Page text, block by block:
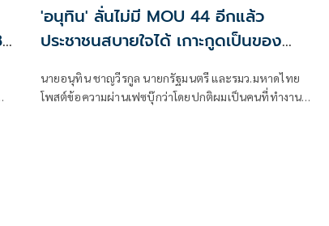
'อนุทิน' ลั่นไม่มี MOU 44 อีกแล้ว
ประชาชนสบายใจได้ เกาะกูดเป็นของ
นายอนุทิน ชาญวีรกูล นายกรัฐมนตรี และรมว.มหาดไทย
โพสต์ข้อความผ่านเฟซบุ๊กว่าโดยปกติผมเป็นคนที่ทำงาน